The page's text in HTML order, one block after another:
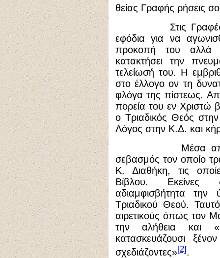
θείας Γραφής ρήσεις
Στις Γραφές
εφόδια για να
προκοπή του αλλά
κατακτήσει την
τελείωσή του. Η
στο έλλογο ον τη
φλόγα της πίστεως.
πορεία του εν
ο Τριαδικός Θεός
Λόγος στην Κ.Δ. και
Μέσα από τις
σεβασμός τον οποίο
Κ. Διαθήκη, τις
Βίβλου. Εκείνες
αδιαμφισβήτητα
Τριαδικού Θεού.
αιρετικούς όπως τον
την αλήθεια και
κατασκευάζουσι
σχεδιάζοντες»[2].